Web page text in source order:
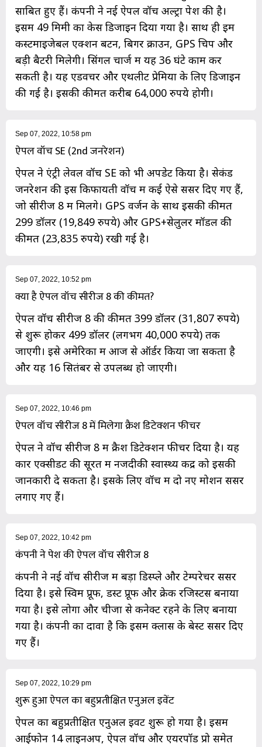
साबित हुए हैं। कंपनी ने नई ऐपल वॉच अल्ट्रा पेश की है।
इसमें 49 मिमी का केस डिजाइन दिया गया है। साथ ही इमें
कस्टमाइजेबल एक्शन बटन, बिगर क्राउन, GPS चिप और
बड़ी बैटरी मिलेगी। सिंगल चार्ज में यह 36 घंटे काम कर
सकती है। यह एडवेंचर और एथलीट प्रेमियों के लिए डिजाइन
की गई है। इसकी कीमत करीब 64,000 रुपये होगी।
Sep 07, 2022, 10:58 pm
ऐपल वॉच SE (2nd जनरेशन)
ऐपल ने एंट्री लेवल वॉच SE को भी अपडेट किया है। सेकंड
जनरेशन की इस किफायती वॉच में कई ऐसे सेंसर दिए गए हैं,
जो सीरीज 8 में मिलेंगे। GPS वर्जन के साथ इसकी कीमत
299 डॉलर (19,849 रुपये) और GPS+सेलुलर मॉडल की
कीमत (23,835 रुपये) रखी गई है।
Sep 07, 2022, 10:52 pm
क्या है ऐपल वॉच सीरीज 8 की कीमत?
ऐपल वॉच सीरीज 8 की कीमत 399 डॉलर (31,807 रुपये)
से शुरू होकर 499 डॉलर (लगभग 40,000 रुपये) तक
जाएगी। इसे अमेरिका में आज से ऑर्डर किया जा सकता है
और यह 16 सितंबर से उपलब्ध हो जाएगी।
Sep 07, 2022, 10:46 pm
ऐपल वॉच सीरीज 8 में मिलेगा क्रैश डिटेक्शन फीचर
ऐपल ने वॉच सीरीज 8 में क्रैश डिटेक्शन फीचर दिया है। यह
कार एक्सीडेंट की सूरत में नजदीकी स्वास्थ्य केंद्र को इसकी
जानकारी दे सकता है। इसके लिए वॉच में दो नए मोशन सेंसर
लगाए गए हैं।
Sep 07, 2022, 10:42 pm
कंपनी ने पेश की ऐपल वॉच सीरीज 8
कंपनी ने नई वॉच सीरीज में बड़ा डिस्प्ले और टेम्परेचर सेंसर
दिया है। इसे स्विम प्रूफ, डस्ट प्रूफ और क्रेक रजिस्टेंस बनाया
गया है। इसे लोगों और चीजों से कनेक्ट रहने के लिए बनाया
गया है। कंपनी का दावा है कि इसमें क्लास के बेस्ट सेंसर दिए
गए हैं।
Sep 07, 2022, 10:29 pm
शुरू हुआ ऐपल का बहुप्रतीक्षित एनुअल इवेंट
ऐपल का बहुप्रतीक्षित एनुअल इवेंट शुरू हो गया है। इसमें
आईफोन 14 लाइनअप, ऐपल वॉच और एयरपॉड प्रो समेत